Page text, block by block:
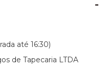
até 16:30)
de Tapecaria LTDA